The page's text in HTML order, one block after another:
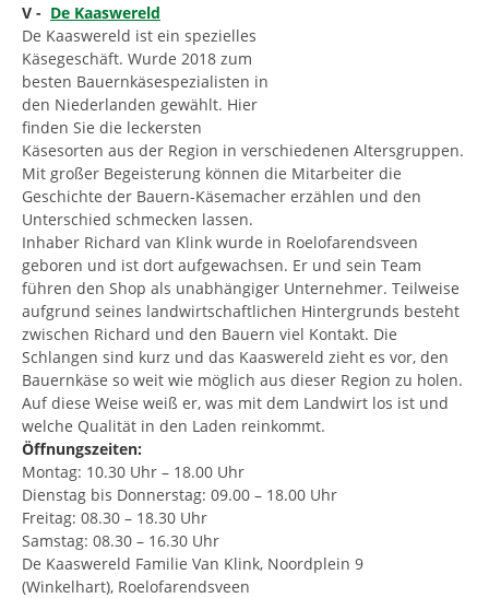
V - De Kaaswereld
De Kaaswereld ist ein spezielles
Käsegeschäft. Wurde 2018 zum
besten Bauernkäsespezialisten in
den Niederlanden gewählt. Hier
finden Sie die leckersten
Käsesorten aus der Region in verschiedenen Altersgruppen.
Mit großer Begeisterung können die Mitarbeiter die
Geschichte der Bauern-Käsemacher erzählen und den
Unterschied schmecken lassen.
Inhaber Richard van Klink wurde in Roelofarendsveen
geboren und ist dort aufgewachsen. Er und sein Team
führen den Shop als unabhängiger Unternehmer. Teilweise
aufgrund seines landwirtschaftlichen Hintergrunds besteht
zwischen Richard und den Bauern viel Kontakt. Die
Schlangen sind kurz und das Kaaswereld zieht es vor, den
Bauernkäse so weit wie möglich aus dieser Region zu holen.
Auf diese Weise weiß er, was mit dem Landwirt los ist und
welche Qualität in den Laden reinkommt.
Öffnungszeiten:
Montag: 10.30 Uhr – 18.00 Uhr
Dienstag bis Donnerstag: 09.00 – 18.00 Uhr
Freitag: 08.30 – 18.30 Uhr
Samstag: 08.30 – 16.30 Uhr
De Kaaswereld Familie Van Klink, Noordplein 9
(Winkelhart), Roelofarendsveen